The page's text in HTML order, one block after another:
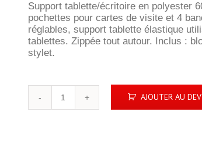
Support tablette/écritoire en polyester
pochettes pour cartes de visite et 4
réglables, support tablette élastique
tablettes. Zippée tout autour. Inclus :
stylet.
de
AJOUTER AU